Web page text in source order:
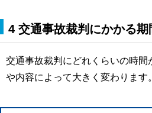
4 交通事故裁判にかかる期
交通事故裁判にどれくらいの時間
や内容によって大きく変わります。